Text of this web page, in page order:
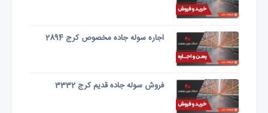
اجاره سوله جاده مخصوص کرج 2894
فروش سوله جاده قدیم کرج 3332